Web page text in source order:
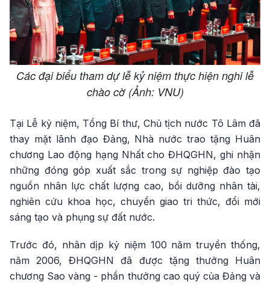
Các đại biểu tham dự lễ kỷ niệm thực hiện nghi lễ
chào cờ (Ảnh: VNU)
Tại Lễ kỷ niệm, Tổng Bí thư, Chủ tịch nước Tô Lâm đã
thay mặt lãnh đạo Đảng, Nhà nước trao tặng Huân
chương Lao động hạng Nhất cho ĐHQGHN, ghi nhận
những đóng góp xuất sắc trong sự nghiệp đào tạo
nguồn nhân lực chất lượng cao, bồi dưỡng nhân tài,
nghiên cứu khoa học, chuyển giao tri thức, đổi mới
sáng tạo và phụng sự đất nước.
Trước đó, nhân dịp kỷ niệm 100 năm truyền thống,
năm 2006, ĐHQGHN đã được tặng thưởng Huân
chương Sao vàng - phần thưởng cao quý của Đảng và